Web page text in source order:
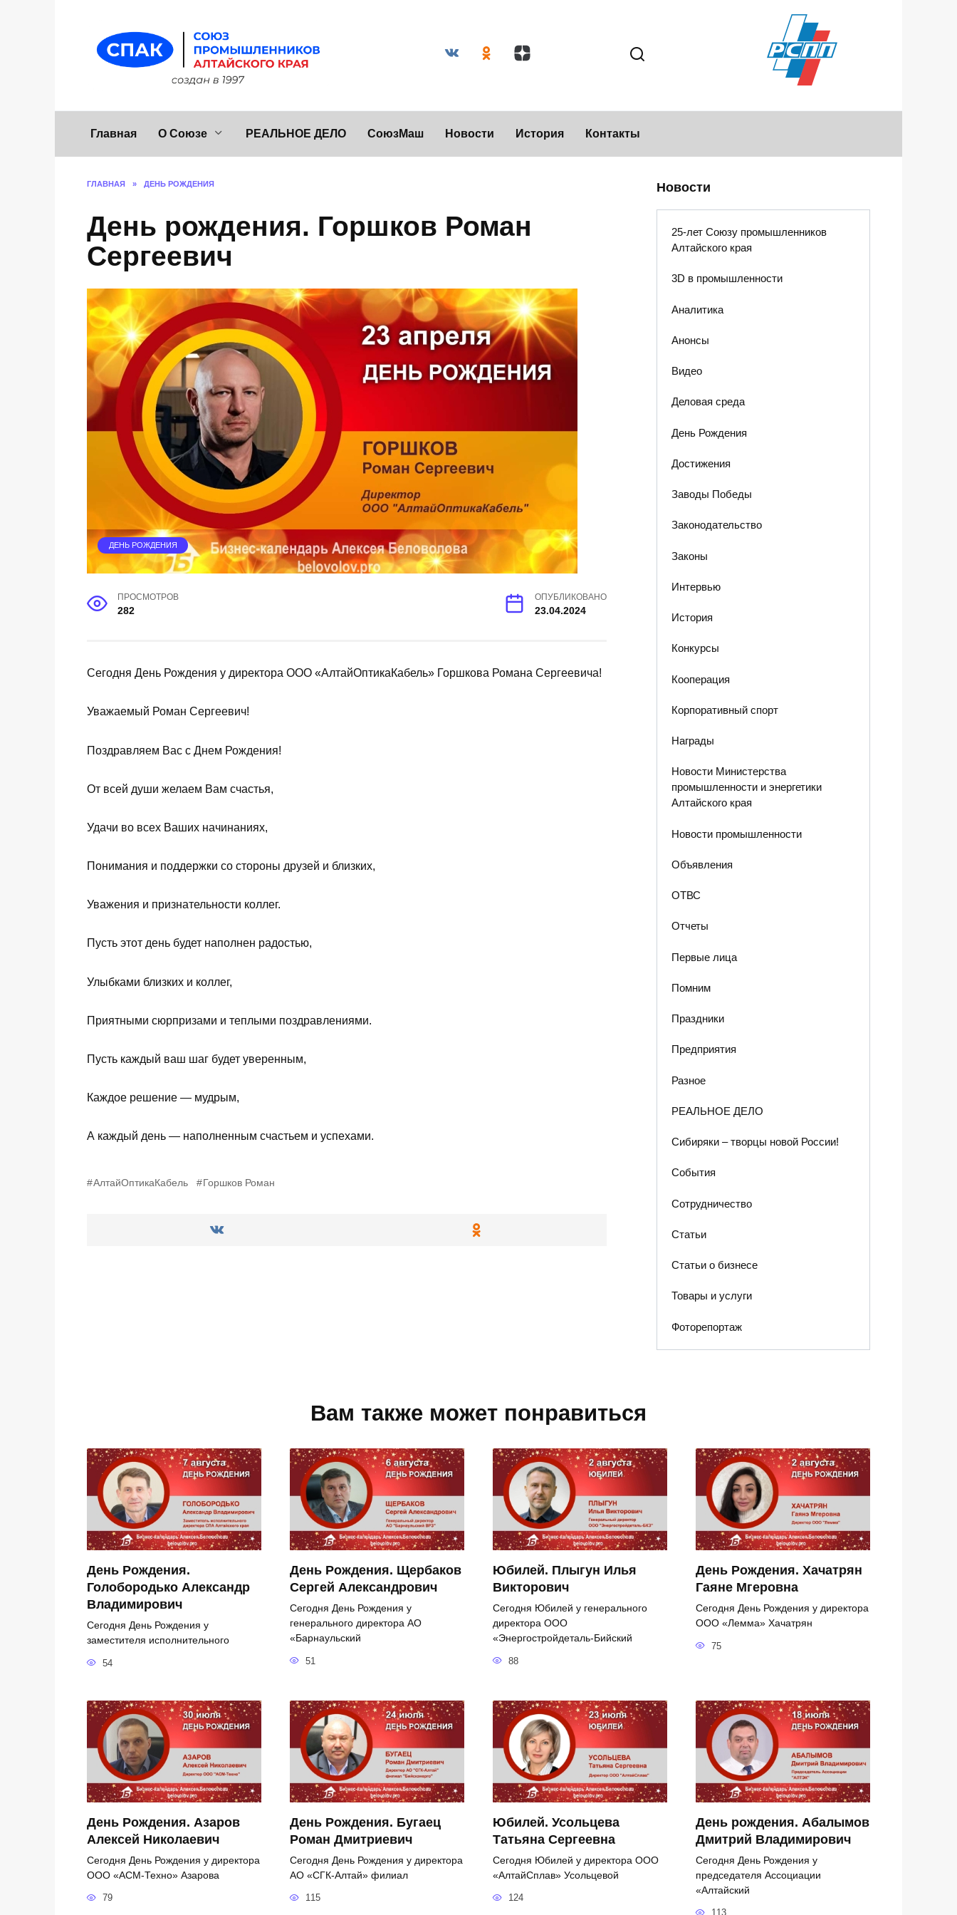
Главная О Союзе РЕАЛЬНОЕ ДЕЛО СоюзМаш Новости История Контакты
ГЛАВНАЯ » ДЕНЬ РОЖДЕНИЯ
День рождения. Горшков Роман
Сергеевич
ДЕНЬ РОЖДЕНИЯ
ПРОСМОТРОВ
282
ОПУБЛИКОВАНО
23.04.2024
Сегодня День Рождения у директора ООО «АлтайОптикаКабель» Горшкова Романа Сергеевича!
Уважаемый Роман Сергеевич!
Поздравляем Вас с Днем Рождения!
От всей души желаем Вам счастья,
Удачи во всех Ваших начинаниях,
Понимания и поддержки со стороны друзей и близких,
Уважения и признательности коллег.
Пусть этот день будет наполнен радостью,
Улыбками близких и коллег,
Приятными сюрпризами и теплыми поздравлениями.
Пусть каждый ваш шаг будет уверенным,
Каждое решение — мудрым,
А каждый день — наполненным счастьем и успехами.
АлтайОптикаКабель Горшков Роман
Новости
25-лет Союзу промышленников
Алтайского края
3D в промышленности
Аналитика
Анонсы
Видео
Деловая среда
День Рождения
Достижения
Заводы Победы
Законодательство
Законы
Интервью
История
Конкурсы
Кооперация
Корпоративный спорт
Награды
Новости Министерства
промышленности и энергетики
Алтайского края
Новости промышленности
Объявления
ОТВС
Отчеты
Первые лица
Помним
Праздники
Предприятия
Разное
РЕАЛЬНОЕ ДЕЛО
Сибиряки – творцы новой России!
События
Сотрудничество
Статьи
Статьи о бизнесе
Товары и услуги
Фоторепортаж
Вам также может понравиться
День Рождения.
Голобородько Александр
Владимирович
Сегодня День Рождения у
заместителя исполнительного
54
День Рождения. Щербаков
Сергей Александрович
Сегодня День Рождения у
генерального директора АО
«Барнаульский
51
Юбилей. Плыгун Илья
Викторович
Сегодня Юбилей у генерального
директора ООО
«Энергостройдеталь-Бийский
88
День Рождения. Хачатрян
Гаяне Мгеровна
Сегодня День Рождения у директора
ООО «Лемма» Хачатрян
75
День Рождения. Азаров
Алексей Николаевич
Сегодня День Рождения у директора
ООО «АСМ-Техно» Азарова
79
День Рождения. Бугаец
Роман Дмитриевич
Сегодня День Рождения у директора
АО «СГК-Алтай» филиал
115
Юбилей. Усольцева
Татьяна Сергеевна
Сегодня Юбилей у директора ООО
«АлтайСплав» Усольцевой
124
День рождения. Абалымов
Дмитрий Владимирович
Сегодня День Рождения у
председателя Ассоциации
«Алтайский
113